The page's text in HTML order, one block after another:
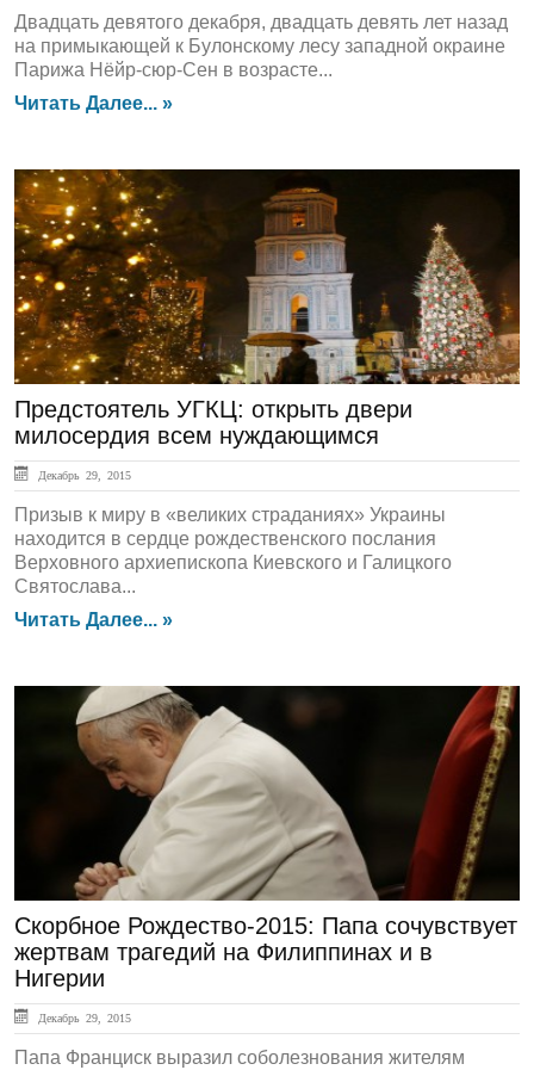
Двадцать девятого декабря, двадцать девять лет назад
на примыкающей к Булонскому лесу западной окраине
Парижа Нёйр-сюр-Сен в возрасте...
Читать Далее... »
ЛЕНТА НОВОСТЕЙ
Предстоятель УГКЦ: открыть двери
милосердия всем нуждающимся
Декабрь 29, 2015
Призыв к миру в «великих страданиях» Украины
находится в сердце рождественского послания
Верховного архиепископа Киевского и Галицкого
Святослава...
Читать Далее... »
ЛЕНТА НОВОСТЕЙ
Скорбное Рождество-2015: Папа сочувствует
жертвам трагедий на Филиппинах и в
Нигерии
Декабрь 29, 2015
Папа Франциск выразил соболезнования жителям